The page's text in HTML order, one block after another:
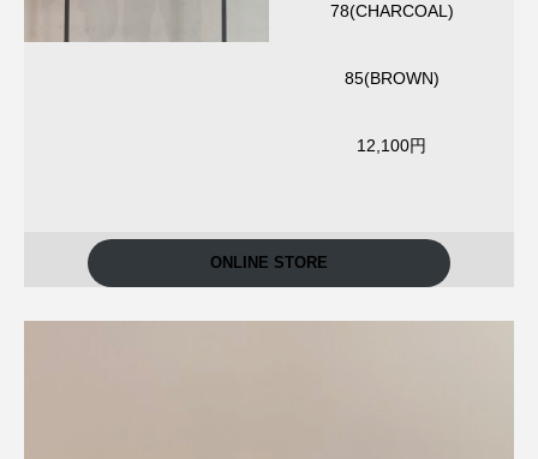
78(CHARCOAL)
85(BROWN)
12,100円
ONLINE STORE